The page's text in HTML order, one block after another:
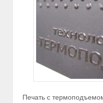
Печать с